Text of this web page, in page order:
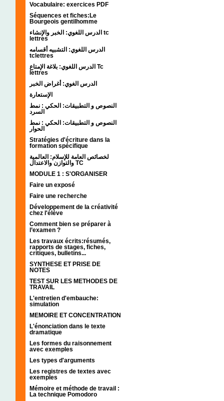
Vocabulaire: exercices PDF
Séquences et fiches:Le
Bourgeois gentilhomme
الدرس اللغوي: الخبر والإنشاء tc
lettres
الدرس اللغوي: التشبيه أقسامه
tclettres
الدرس اللغوي: بلاغة الإمتاع Tc
lettres
الدرس الغوي: أغراض الخبر
الإستعارة
النصوص و التطبيقات: الحكي : نمط
السرد
النصوص و التطبيقات: الحكي : نمط
الحوار
Stratégies d'écriture dans la
formation spécifique
لخصائص العامة للإسلام: العالمية
والتوازن والاعتدال TC
MODULE 1 : S'ORGANISER
Faire un exposé
Faire une recherche
Développement de la créativité
chez l'élève
Comment bien se préparer à
l’examen ?
Les travaux écrits:résumés,
rapports de stages, fiches,
critiques, bulletins...
SYNTHESE ET PRISE DE
NOTES
TEST SUR LES METHODES DE
TRAVAIL
L'entretien d'embauche:
simulation
MEMOIRE ET CONCENTRATION
L'énonciation dans le texte
dramatique
Les formes du raisonnement
avec exemples
Les types d'arguments
Les registres de textes avec
exemples
Mémoire et méthode de travail :
La technique Pomodoro